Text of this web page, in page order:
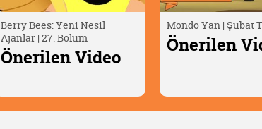
Berry Bees: Yeni Nesil
Ajanlar | 27. Bölüm
Önerilen Video
Mondo Yan | Şubat
Önerilen